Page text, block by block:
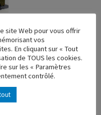
site Web pour vous offrir
vos
En cliquant sur « Tout
de TOUS les cookies.
sur les « Paramètres
contrôlé.